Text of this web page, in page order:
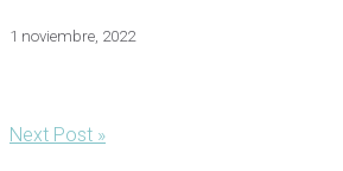
1 noviembre, 2022
Next Post »